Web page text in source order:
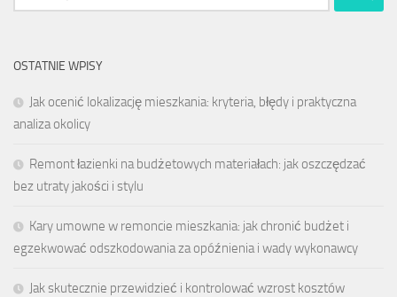
OSTATNIE WPISY
Jak ocenić lokalizację mieszkania: kryteria, błędy i praktyczna
analiza okolicy
Remont łazienki na budżetowych materiałach: jak oszczędzać
bez utraty jakości i stylu
Kary umowne w remoncie mieszkania: jak chronić budżet i
egzekwować odszkodowania za opóźnienia i wady wykonawcy
Jak skutecznie przewidzieć i kontrolować wzrost kosztów